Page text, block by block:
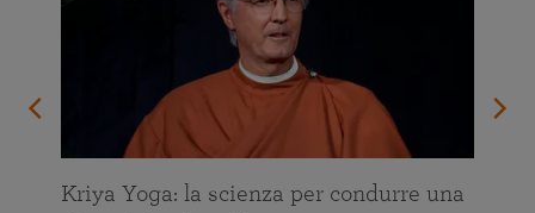
Kriya Yoga: la scienza per condurre una